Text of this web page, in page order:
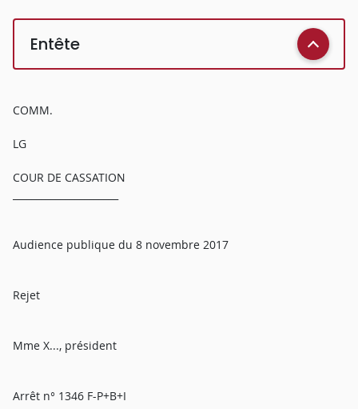
Entête
COMM.
LG
COUR DE CASSATION
Audience publique du 8 novembre 2017
Rejet
Mme X..., président
Arrêt n° 1346 F-P+B+I